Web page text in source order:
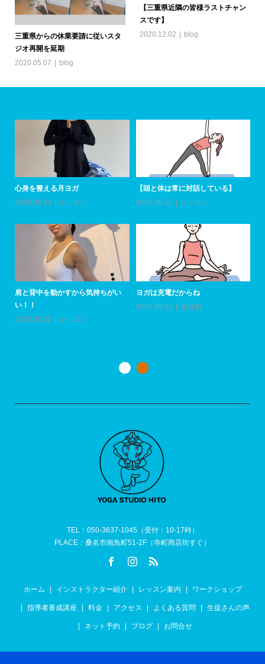
三重県からの休業要請に従いスタ
ジオ再開を延期
2020.05.07
blog
【三重県近隣の皆様ラストチャン
スです】
2020.12.02
blog
心身を整える月ヨガ
2025.05.22
レッスン
【頭と体は常に対話している】
2025.05.22
レッスン
肩と背中を動かすから気持ちがい
い！！
2025.05.22
レッスン
ヨガは充電だからね
2025.05.22
未分類
TEL：050-3637-1045（受付：10-17時）
PLACE：桑名市南魚町51-2F（寺町商店街すぐ）
ホーム インストラクター紹介 レッスン案内 ワークショップ
指導者養成講座 料金 アクセス よくある質問 生徒さんの声
ネット予約 ブログ お問合せ